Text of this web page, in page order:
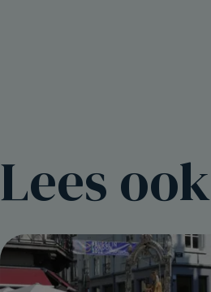
Lees ook